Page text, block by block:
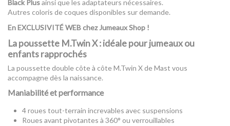
Black Plusainsi que les adaptateurs nécessaires.
Autres coloris de coques disponibles sur demande.
En EXCLUSIVITÉ WEB chez Jumeaux Shop !
La poussette M.Twin X : idéale pour jumeaux ou
enfants rapprochés
La poussette double côte à côte M.Twin X de Mast vous
accompagne dès la naissance.
Maniabilité et performance
4 roues tout-terrain increvables avec suspensions
Roues avant pivotantes à 360° ou verrouillables